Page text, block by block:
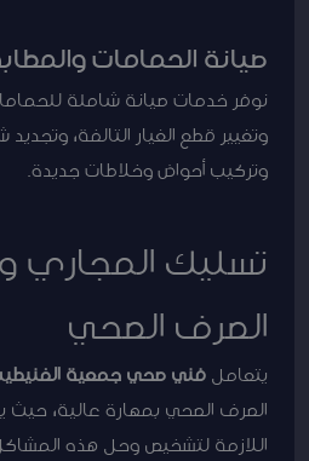
صيانة الحمامات
نوفر خدمات صيانة شاملة
وتغيير قطع الغيار التالفة،
وتركيب أحواض وخلاطات جديدة.
تسليك
الصرف الصحي
يتعامل فني صحي جمعية
الصرف الصحي بمهارة عالية، حيث
اللازمة لتشخيص وحل هذه